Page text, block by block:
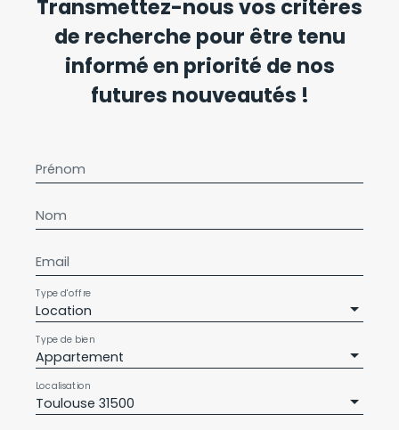
Transmettez-nous vos critères
de recherche pour être tenu
informé en priorité de nos
futures nouveautés !
Prénom
Nom
Email
Location
Type d'offre
Appartement
Type de bien
Toulouse 31500
Localisation